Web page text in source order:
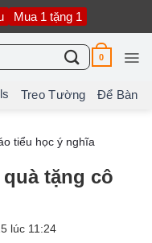
Mua 1 tặng 1
0
Treo Tường Để Bàn
tiểu học ý nghĩa
tặng cô
lúc 11:24